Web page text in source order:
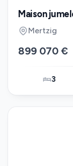
Maison
Mertzig
899 070 €
3